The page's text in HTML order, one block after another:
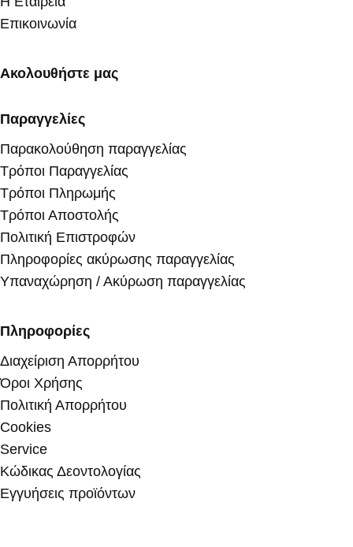
Επικοινωνία
Ακολουθήστε μας
Παραγγελίες
Παρακολούθηση παραγγελίας
Τρόποι Παραγγελίας
Τρόποι Πληρωμής
Τρόποι Αποστολής
Πολιτική Επιστροφών
Πληροφορίες ακύρωσης παραγγελίας
Υπαναχώρηση / Ακύρωση παραγγελίας
Πληροφορίες
Διαχείριση Απορρήτου
Όροι Χρήσης
Πολιτική Απορρήτου
Cookies
Service
Κώδικας Δεοντολογίας
Εγγυήσεις προϊόντων